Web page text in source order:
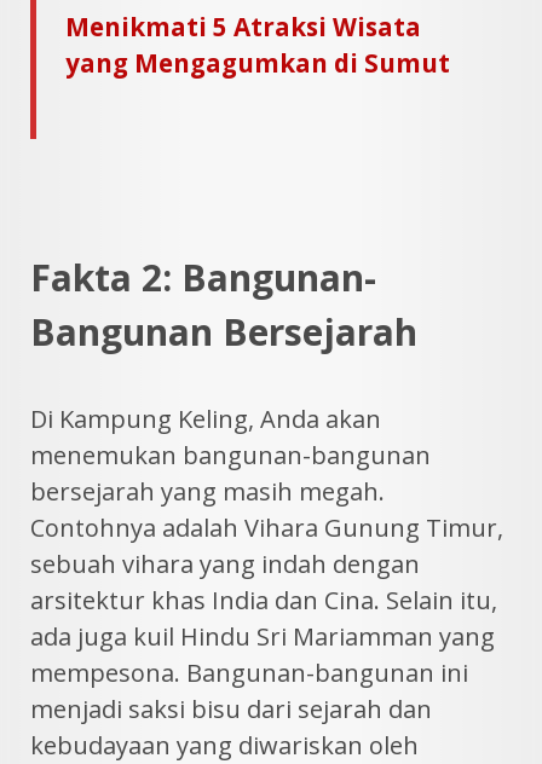
Menikmati 5 Atraksi Wisata
yang Mengagumkan di Sumut
Fakta 2: Bangunan-
Bangunan Bersejarah
Di Kampung Keling, Anda akan
menemukan bangunan-bangunan
bersejarah yang masih megah.
Contohnya adalah Vihara Gunung Timur,
sebuah vihara yang indah dengan
arsitektur khas India dan Cina. Selain itu,
ada juga kuil Hindu Sri Mariamman yang
mempesona. Bangunan-bangunan ini
menjadi saksi bisu dari sejarah dan
kebudayaan yang diwariskan oleh